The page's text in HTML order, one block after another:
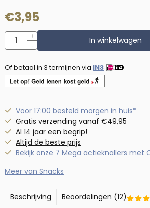
€3,95
Aantal
+
-
In winkelwagen
Of betaal in 3 termijnen via IN3
Voor 17:00 besteld morgen in huis*
Gratis verzending vanaf €49,95
Al 14 jaar een begrip!
Altijd de beste prijs
Bekijk onze 7 Mega actieknallers met
Meer van Snacks
Beschrijving Beoordelingen (12)